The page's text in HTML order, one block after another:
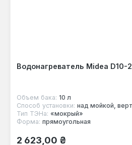
Водонагреватель Midea D10-
Объем бака: 10 л
Способ установки: над мойкой,
Тип ТЭНа: «мокрый»
Форма: прямоугольная
Обычная цена:
2 623,00 ₴